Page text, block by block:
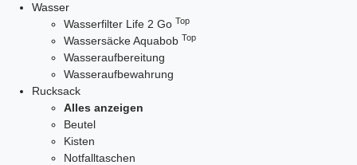
Wasser
Wasserfilter Life 2 Go Top
Wassersäcke Aquabob Top
Wasseraufbereitung
Wasseraufbewahrung
Rucksack
Alles anzeigen
Beutel
Kisten
Notfalltaschen